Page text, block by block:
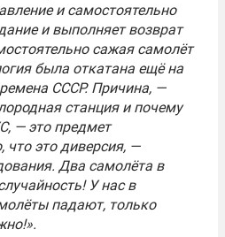
и самостоятельно
и выполняет возврат
сажая самолёт
была откатана ещё на
СССР. Причина, —
станция и почему
— это предмет
что это диверсия, —
Два самолёта в
У нас в
падают, только